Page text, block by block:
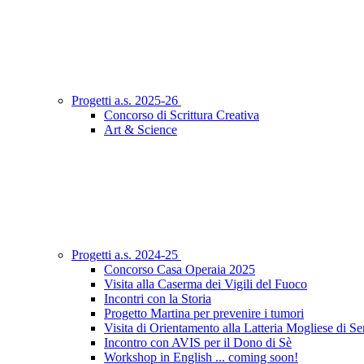
Progetti a.s. 2025-26
Concorso di Scrittura Creativa
Art & Science
Progetti a.s. 2024-25
Concorso Casa Operaia 2025
Visita alla Caserma dei Vigili del Fuoco
Incontri con la Storia
Progetto Martina per prevenire i tumori
Visita di Orientamento alla Latteria Mogliese di
Incontro con AVIS per il Dono di Sè
Workshop in English ... coming soon!